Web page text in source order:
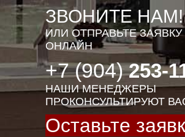
ЗВОНИТЕ НАМ!
ИЛИ ОТПРАВЬТЕ ЗАЯВКУ
ОНЛАЙН
+7 (904)253-
НАШИ МЕНЕДЖЕРЫ
ПРОКОНСУЛЬТИРУЮТ
Оставьте